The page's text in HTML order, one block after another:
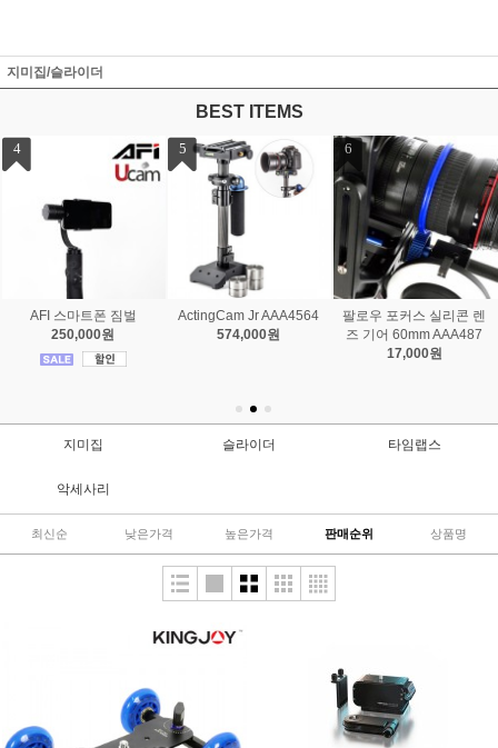
지미집/슬라이더
BEST ITEMS
7
usb 컨트롤러 2D Follow f
ocus
503,000원
8
Master Kit
2,236,000원
지미집 슬라이더 타임랩스
악세사리
최신순 낮은가격 높은가격 판매순위 상품명